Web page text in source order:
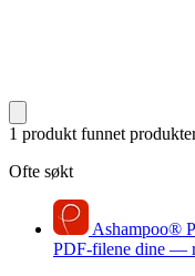
1 produkt funnet
Ofte søkt
Ashampoo®
PDF-filene dine —